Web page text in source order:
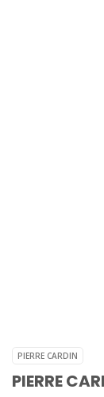
PIERRE CARDIN
PIERRE